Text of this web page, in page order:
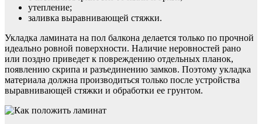
утепление;
заливка выравнивающей стяжки.
Укладка ламината на пол балкона делается только по прочной
идеально ровной поверхности. Наличие неровностей рано
или поздно приведет к повреждению отдельных планок,
появлению скрипа и разъединению замков. Поэтому укладка
материала должна производиться только после устройства
выравнивающей стяжки и обработки ее грунтом.